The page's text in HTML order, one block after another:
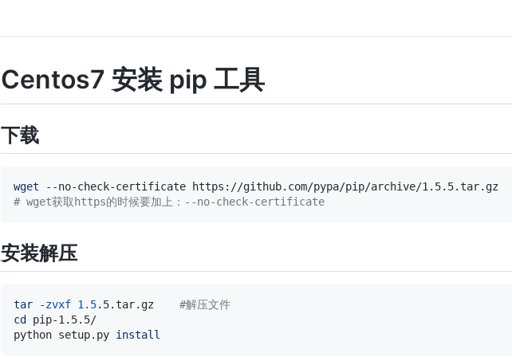
Centos7 安装 pip 工具
下载
wget
# wget获取https的时候要加上：--no-check-certificate
安装解压
tar -zvxf 1.5.5.tar.gz #解压文件
cd
python setup.py install